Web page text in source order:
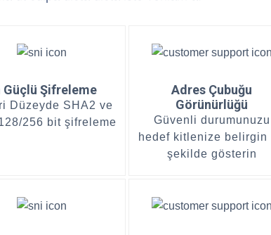
Güçlü Şifreleme
Düzeyde SHA2 ve
256 bit şifreleme
Adres Çubuğu
Görünürlüğü
Güvenli durumunuzu
hedef kitlenize belirgin
şekilde gösterin